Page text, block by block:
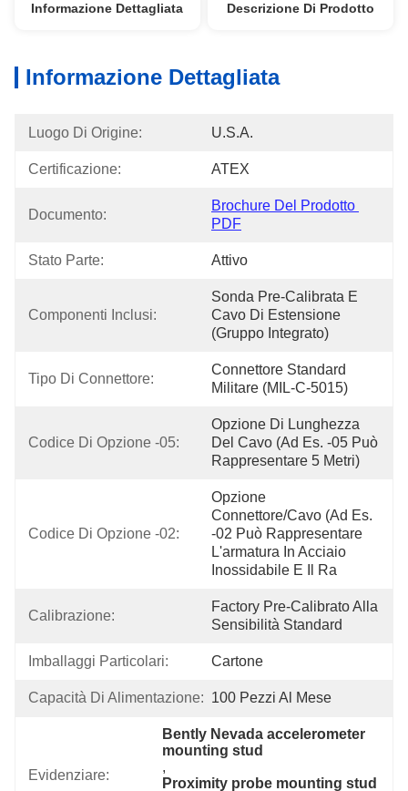
Informazione Dettagliata Descrizione Di Prodotto
Informazione Dettagliata
Luogo Di Origine: U.S.A.
Certificazione: ATEX
Documento:
Brochure Del Prodotto
PDF
Stato Parte: Attivo
Componenti Inclusi:
Sonda Pre-Calibrata E
Cavo Di Estensione
(gruppo Integrato)
Tipo Di Connettore:
Connettore Standard
Militare (MIL-C-5015)
Codice Di Opzione -05:
Opzione Di Lunghezza
Del Cavo (ad Es. -05 Può
Rappresentare 5 Metri)
Codice Di Opzione -02:
Opzione
Connettore/cavo (ad Es.
-02 Può Rappresentare
L'armatura In Acciaio
Inossidabile E Il Ra
Calibrazione:
Factory Pre-Calibrato Alla
Sensibilità Standard
Imballaggi Particolari: Cartone
Capacità Di Alimentazione: 100 Pezzi Al Mese
Evidenziare:
Bently Nevada accelerometer
mounting stud
,
Proximity probe mounting stud